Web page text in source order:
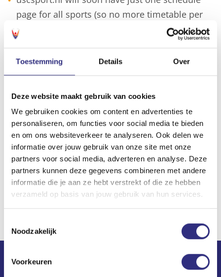
Toestemming Details Over
Deze website maakt gebruik van cookies
We gebruiken cookies om content en advertenties te
personaliseren, om functies voor social media te bieden
en om ons websiteverkeer te analyseren. Ook delen we
informatie over jouw gebruik van onze site met onze
partners voor social media, adverteren en analyse. Deze
partners kunnen deze gegevens combineren met andere
informatie die je aan ze hebt verstrekt of die ze hebben
verzameld op basis van jouw gebruik van hun services.
Noodzakelijk
Voorkeuren
page for all sports (so no more timetable per
sports page), which works exactly the same as
the schedule in the My USC site. After logging
on, you can book directly via the schedule page
on uscsport.nl!
your sports page onuscsport.nl. Click on the
schedule button on the sports page. This
button will then forward you to the schedule
page, which immediately shows the schedule
for your sport.